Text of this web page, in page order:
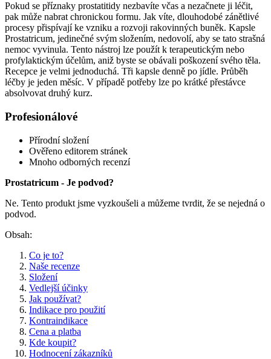
Pokud se příznaky prostatitidy nezbavíte včas a nezačnete ji léčit,
pak může nabrat chronickou formu. Jak víte, dlouhodobé zánětlivé
procesy přispívají ke vzniku a rozvoji rakovinných buněk. Kapsle
Prostatricum, jedinečné svým složením, nedovolí, aby se tato strašná
nemoc vyvinula. Tento nástroj lze použít k terapeutickým nebo
profylaktickým účelům, aniž byste se obávali poškození svého těla.
Recepce je velmi jednoduchá. Tři kapsle denně po jídle. Průběh
léčby je jeden měsíc. V případě potřeby lze po krátké přestávce
absolvovat druhý kurz.
Profesionálové
Přírodní složení
Ověřeno editorem stránek
Mnoho odborných recenzí
Prostatricum - Je podvod?
Ne. Tento produkt jsme vyzkoušeli a můžeme tvrdit, že se nejedná o
podvod.
Obsah:
Co je to?
Naše recenze
Složení
Vedlejší účinky
Jak používat?
Indikace pro použití
Kontraindikace
Cena a platba
Kde koupit?
Hodnocení zákazníků